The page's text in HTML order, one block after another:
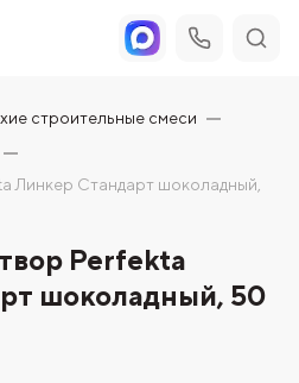
строительные смеси
Линкер Стандарт шоколадный,
Perfekta
шоколадный, 50